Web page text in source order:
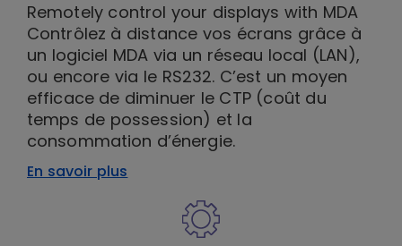
Remotely control your displays with MDA
Contrôlez à distance vos écrans grâce à
un logiciel MDA via un réseau local (LAN),
ou encore via le RS232. C’est un moyen
efficace de diminuer le CTP (coût du
temps de possession) et la
consommation d’énergie.
En savoir plus